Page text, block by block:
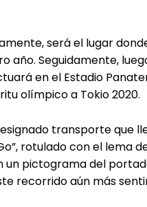
será el lugar
año. Seguidamente,
en el Estadio
olímpico a Tokio 2020.
transporte que
rotulado con el lema
un pictograma del
recorrido aún más